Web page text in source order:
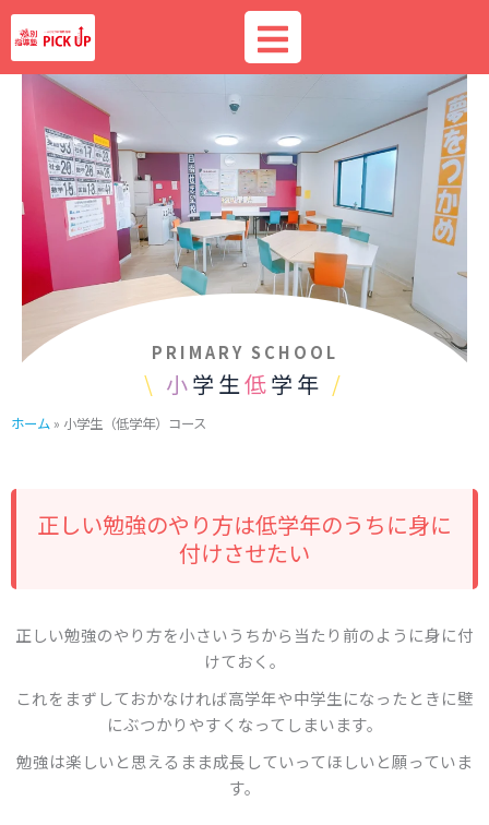
内
容
を
PRIMARY SCHOOL
\ 小学生低学年 /
ホーム » 小学生（低学年）コース
正しい勉強のやり方は低学年のうちに身に
付けさせたい
正しい勉強のやり方を小さいうちから当たり前のように身に付
けておく。
これをまずしておかなければ高学年や中学生になったときに壁
にぶつかりやすくなってしまいます。
勉強は楽しいと思えるまま成長していってほしいと願っていま
す。